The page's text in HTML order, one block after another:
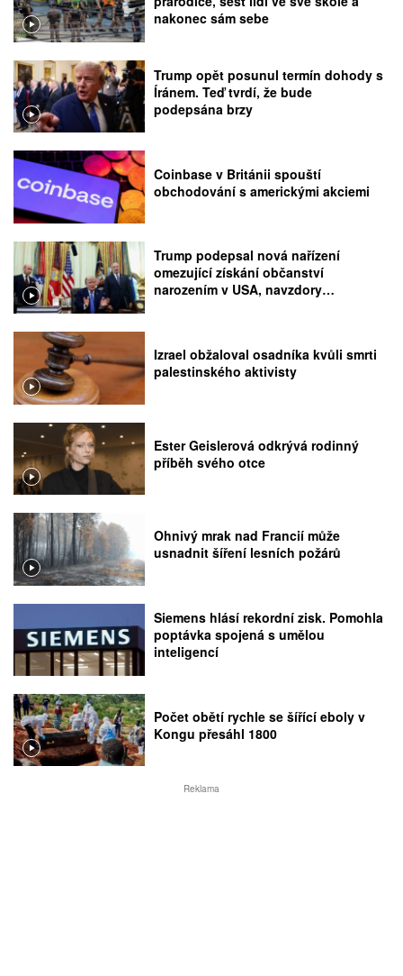
nakonec sám sebe
Trump opět posunul termín dohody s
Íránem. Teď tvrdí, že bude
podepsána brzy
Coinbase v Británii spouští
obchodování s americkými akciemi
Trump podepsal nová nařízení
omezující získání občanství
narozením v USA, navzdory
Izrael obžaloval osadníka kvůli smrti
palestinského aktivisty
Ester Geislerová odkrývá rodinný
příběh svého otce
Ohnivý mrak nad Francií může
usnadnit šíření lesních požárů
Siemens hlásí rekordní zisk. Pomohla
poptávka spojená s umělou
inteligencí
Počet obětí rychle se šířící eboly v
Kongu přesáhl 1800
Reklama